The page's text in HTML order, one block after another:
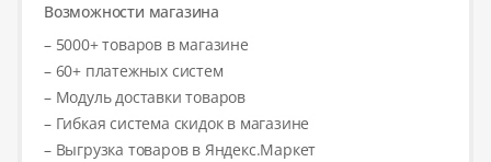
Возможности магазина
– 5000+ товаров в магазине
– 60+ платежных систем
– Модуль доставки товаров
– Гибкая система скидок в магазине
– Выгрузка товаров в Яндекс.Маркет